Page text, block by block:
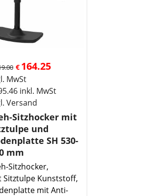
€ 164.25
MwSt
inkl. MwSt
Versand
Sitzhocker mit
und
SH 530-
mm
Sitzhocker,
Sitztulpe Kunststoff,
mit Anti-